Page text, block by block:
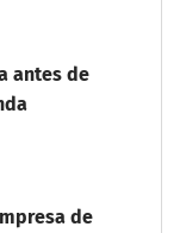
antes de
de